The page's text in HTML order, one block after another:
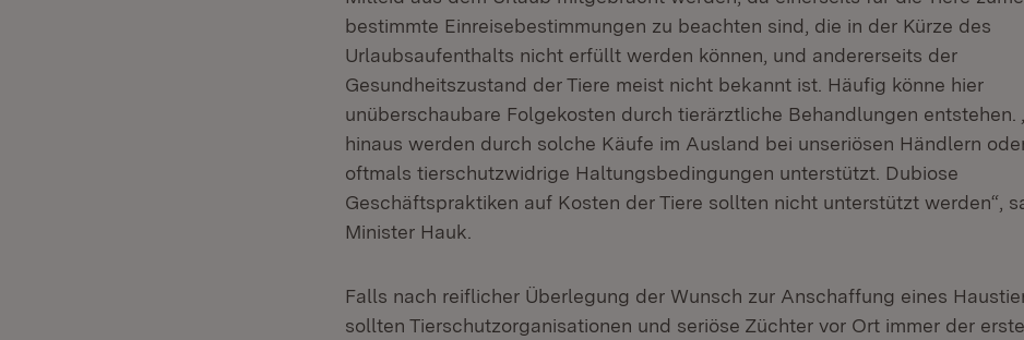
bestimmte Einreisebestimmungen zu beachten sind, die in der Kürze des
Urlaubsaufenthalts nicht erfüllt werden können, und andererseits der
Gesundheitszustand der Tiere meist nicht bekannt ist. Häufig könne hier
unüberschaubare Folgekosten durch tierärztliche Behandlungen entstehen.
hinaus werden durch solche Käufe im Ausland bei unseriösen Händlern
oftmals tierschutzwidrige Haltungsbedingungen unterstützt. Dubiose
Geschäftspraktiken auf Kosten der Tiere sollten nicht unterstützt werden“,
Minister Hauk.
Falls nach reiflicher Überlegung der Wunsch zur Anschaffung eines
sollten Tierschutzorganisationen und seriöse Züchter vor Ort immer der erste